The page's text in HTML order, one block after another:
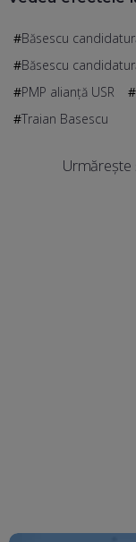
Băsescu
Băsescu
PMP alianță USR
Traian Basescu
Urmărește